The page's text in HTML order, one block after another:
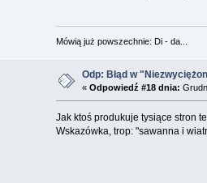
Mówią już powszechnie: Di - da...
Odp: Błąd w
« Odpowiedź #18 dnia:
Jak ktoś produkuje tysiące stron
Wskazówka, trop: "sawanna i